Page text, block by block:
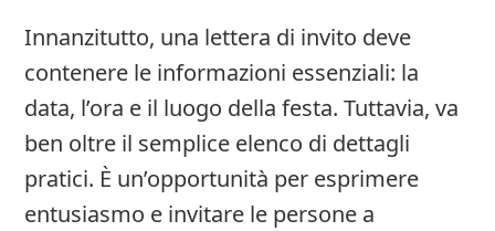
Innanzitutto, una lettera di invito deve
contenere le informazioni essenziali: la
data, l’ora e il luogo della festa. Tuttavia, va
ben oltre il semplice elenco di dettagli
pratici. È un’opportunità per esprimere
entusiasmo e invitare le persone a